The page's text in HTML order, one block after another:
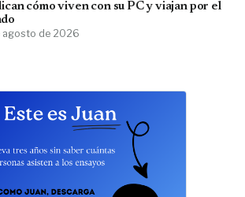
cómo viven con su PC y viajan por el
agosto de 2026